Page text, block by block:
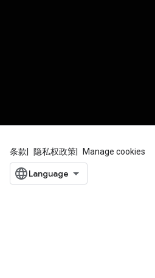
条款 隐私权政策 Manage cookies